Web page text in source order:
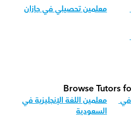
في
معلمين تحصيلي في جازان
في
Browse Tutors
معلمين اللغة العربية في معلمين اللغة الإنجليزية في
السعودية